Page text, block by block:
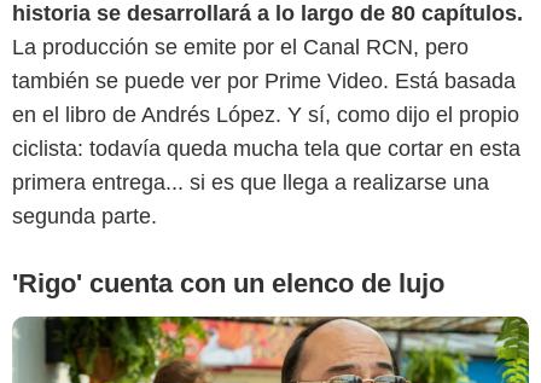
historia se desarrollará a lo largo de 80 capítulos.
La producción se emite por el Canal RCN, pero
también se puede ver por Prime Video. Está basada
en el libro de Andrés López. Y sí, como dijo el propio
ciclista: todavía queda mucha tela que cortar en esta
primera entrega... si es que llega a realizarse una
segunda parte.
'Rigo' cuenta con un elenco de lujo
Canal RCN